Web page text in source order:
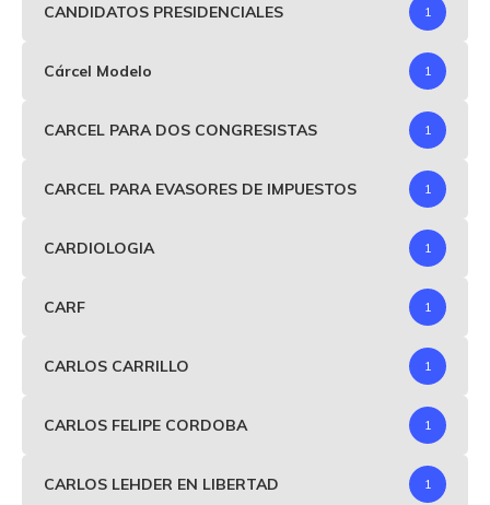
CANDIDATOS PRESIDENCIALES 1
Cárcel Modelo 1
CARCEL PARA DOS CONGRESISTAS 1
CARCEL PARA EVASORES DE IMPUESTOS 1
CARDIOLOGIA 1
CARF 1
CARLOS CARRILLO 1
CARLOS FELIPE CORDOBA 1
CARLOS LEHDER EN LIBERTAD 1